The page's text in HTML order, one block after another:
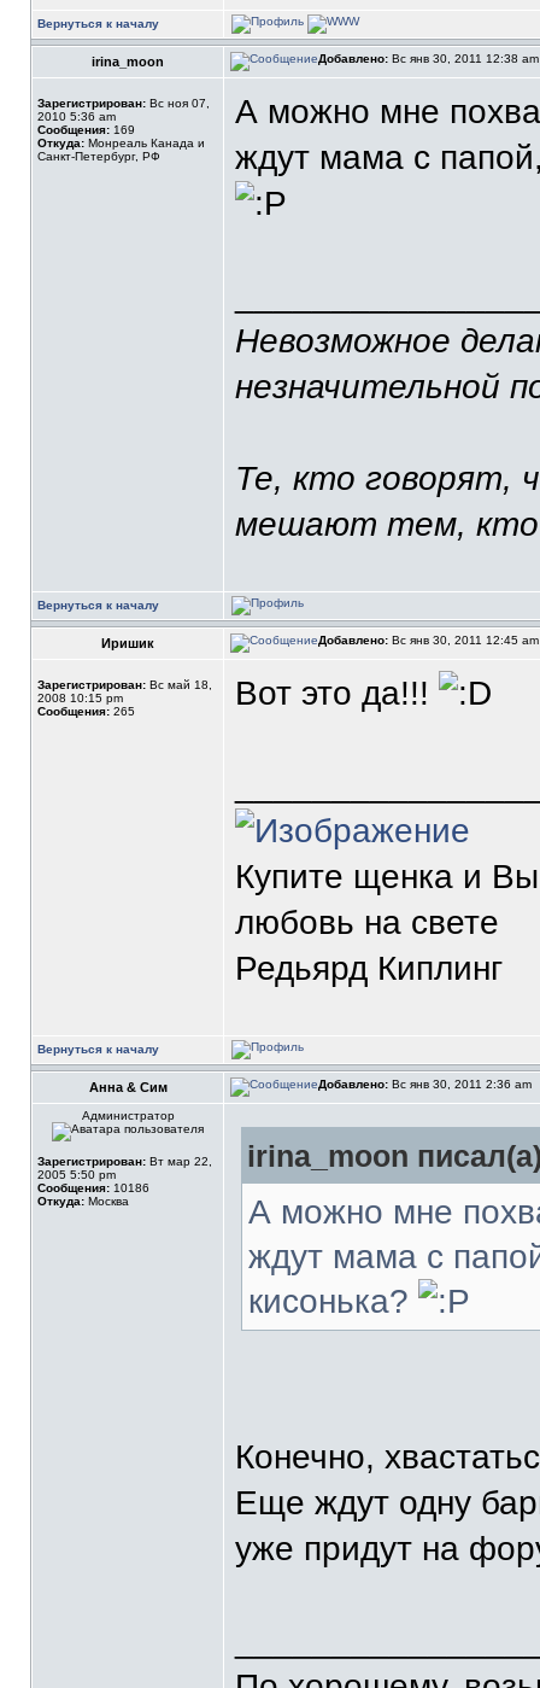
Вернуться к началу
irina_moon Добавлено: Вс янв 30, 2011 12:38
Зарегистрирован: Вс ноя 07,
2010 5:36 am
Сообщения: 169
Откуда: Монреаль Канада и
Санкт-Петербург, РФ
А можно мне
ждут мама с
Невозможное
незначительной
Те, кто говорят,
мешают тем, кто
Вернуться к началу
Иришик Добавлено: Вс янв 30, 2011 12:45
Зарегистрирован: Вс май 18,
2008 10:15 pm
Сообщения: 265 Вот это да!!!
Купите щенка и
любовь на свете
Редьярд Киплинг
Вернуться к началу
Анна & Сим Добавлено: Вс янв 30, 2011 2:36 am
Администратор
Зарегистрирован: Вт мар 22,
2005 5:50 pm
Сообщения: 10186
Откуда: Москва
irina_moon
А можно мне
ждут мама с
кисонька?
Конечно,
Еще ждут одну
уже придут на